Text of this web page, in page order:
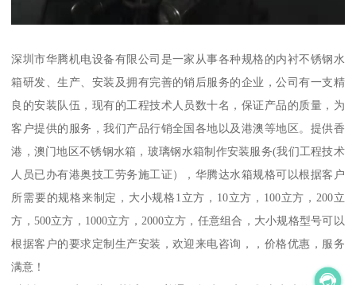
深圳市华腾机电设备有限公司是一家从事各种规格的内衬不锈钢水
箱研发、生产、安装及拥有完善的销后服务的企业，公司有一支精
良的安装队伍，现有的工程技术人员数十名，保证产品的质量，为
客户提供的服务，我们产品行销全国各地以及港澳等地区。提供香
港，澳门地区不锈钢水箱，玻璃钢水箱制作安装服务(我们工程技术
人员已办有港奥技工劳务施工证），华腾达水箱规格可以根据客户
所需要的规格来制定，大小规格1立方，10立方，100立方，200立
方，500立方，1000立方，2000立方，任意组合，大小规格型号可以
根据客户的要求定制生产安装，欢迎来电咨询，，价格优惠，服务
满意！